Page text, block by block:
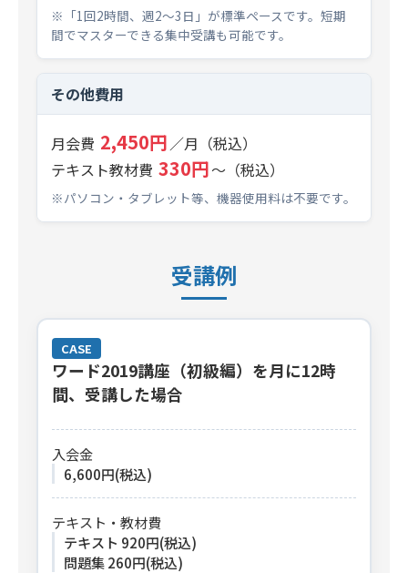
※「1回2時間、週2～3日」が標準ペースです。短期
間でマスターできる集中受講も可能です。
その他費用
月会費 2,450円／月（税込）
テキスト教材費 330円～（税込）
※パソコン・タブレット等、機器使用料は不要です。
受講例
CASE
ワード2019講座（初級編）を月に12時
間、受講した場合
入会金
6,600円(税込)
テキスト・教材費
テキスト 920円(税込)
問題集 260円(税込)